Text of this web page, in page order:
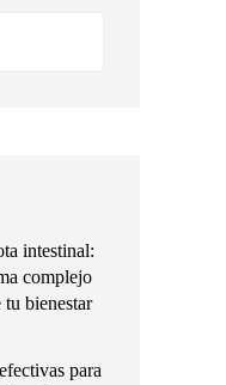
intestinal:
complejo
tu bienestar
para